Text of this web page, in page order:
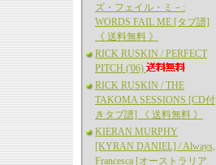
ズ・フェイル・ミ－:
WORDS FAIL ME [タブ譜]
《 送料無料 》
RICK RUSKIN / PERFECT
PITCH ('06)
RICK RUSKIN / THE
TAKOMA SESSIONS [CD付
きタブ譜] 《 送料無料 》
KIERAN MURPHY
[KYRAN DANIEL] / Always,
Francesca [オーストラリア